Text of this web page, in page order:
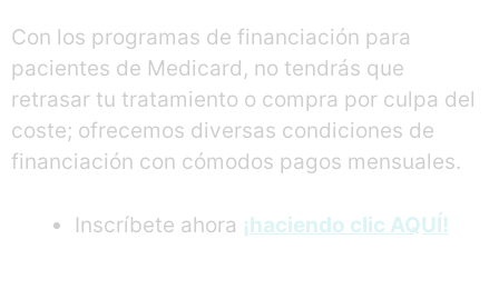
Con los programas de financiación para
pacientes de Medicard, no tendrás que
retrasar tu tratamiento o compra por culpa del
coste; ofrecemos diversas condiciones de
financiación con cómodos pagos mensuales.
Inscríbete ahora ¡haciendo clic AQUÍ!